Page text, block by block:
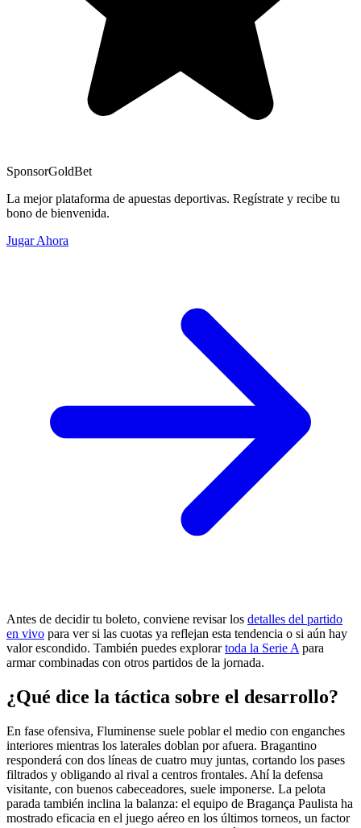
SponsorGoldBet
La mejor plataforma de apuestas deportivas. Regístrate y recibe tu
bono de bienvenida.
Jugar Ahora
Antes de decidir tu boleto, conviene revisar los detalles del partido
en vivo para ver si las cuotas ya reflejan esta tendencia o si aún hay
valor escondido. También puedes explorartoda la Serie Apara
armar combinadas con otros partidos de la jornada.
¿Qué dice la táctica sobre el desarrollo?
En fase ofensiva, Fluminense suele poblar el medio con enganches
interiores mientras los laterales doblan por afuera. Bragantino
responderá con dos líneas de cuatro muy juntas, cortando los pases
filtrados y obligando al rival a centros frontales. Ahí la defensa
visitante, con buenos cabeceadores, suele imponerse. La pelota
parada también inclina la balanza: el equipo de Bragança Paulista ha
mostrado eficacia en el juego aéreo en los últimos torneos, un factor